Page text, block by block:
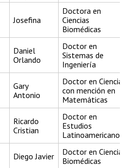
Josefina
Doctora en
Ciencias
Biomédicas
Daniel
Orlando
Doctor en
Sistemas de
Ingeniería
Gary
Antonio
Doctor en
con mención en
Matemáticas
Ricardo
Cristian
Doctor en
Estudios
Latinoamericanos
Diego Javier
Doctor en
Biomédicas